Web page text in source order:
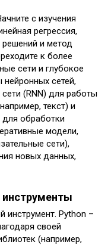
с изучения
регрессия,
решений и метод
к более
сети и глубокое
нейронных сетей,
(RNN) для работы
текст) и
для обработки
модели,
сети),
новых данных,
инструмент. Python –
своей
(например,